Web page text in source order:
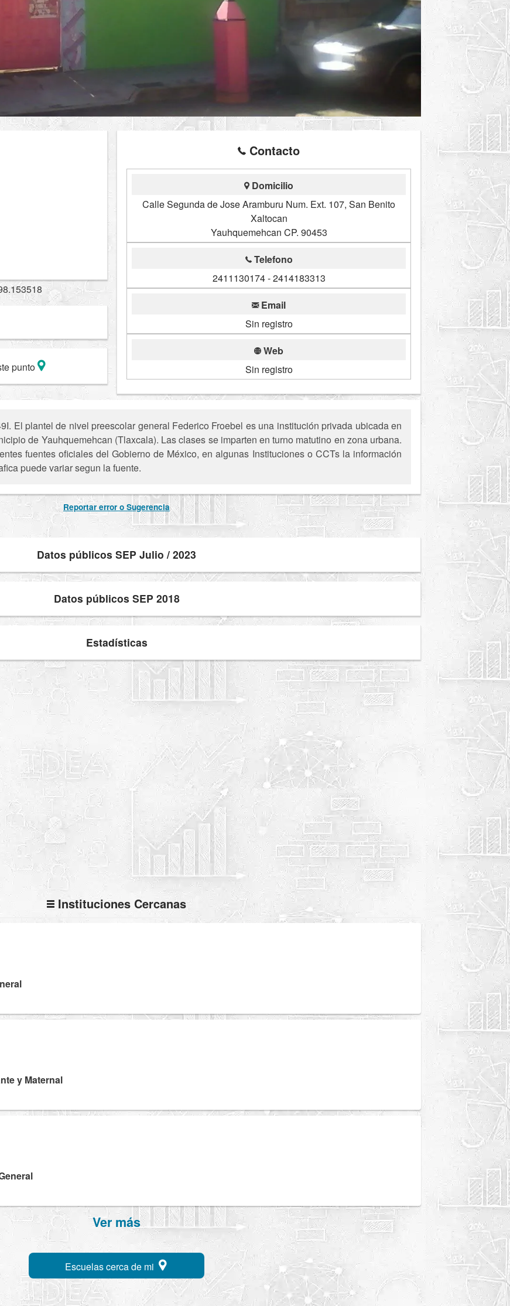
punto
Contacto
Domicilio
Calle Segunda de Jose Aramburu Num. Ext. 107, San Benito
Xaltocan
Yauhquemehcan CP. 90453
Telefono
2411130174 - 2414183313
Email
Sin registro
Web
Sin registro
El plantel de nivel preescolar general Federico Froebel es una institución privada ubicada en
de Yauhquemehcan (Tlaxcala). Las clases se imparten en turno matutino en zona urbana.
fuentes oficiales del Gobierno de México, en algunas Instituciones o CCTs la información
puede variar segun la fuente.
Reportar error o Sugerencia
Datos públicos SEP Julio / 2023
Datos públicos SEP 2018
Estadísticas
Instituciones Cercanas
y Maternal
Ver más
Escuelas cerca de mi